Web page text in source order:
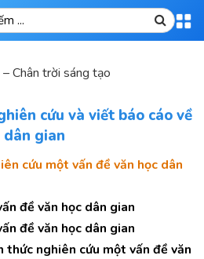
Chân trời sáng tạo
cứu và viết báo cáo về
dân gian
cứu một vấn đề văn học dân
đề văn học dân gian
đề văn học dân gian
thức nghiên cứu một vấn đề văn